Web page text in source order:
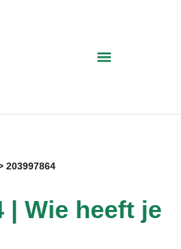
203997864
| Wie heeft je